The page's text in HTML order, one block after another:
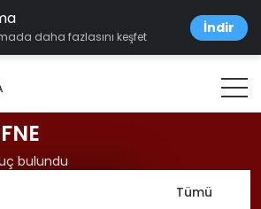
daha fazlasını keşfet
İndir
bulundu